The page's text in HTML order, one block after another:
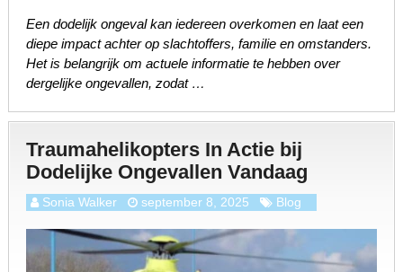
Een dodelijk ongeval kan iedereen overkomen en laat een
diepe impact achter op slachtoffers, familie en omstanders.
Het is belangrijk om actuele informatie te hebben over
dergelijke ongevallen, zodat …
Traumahelikopters In Actie bij
Dodelijke Ongevallen Vandaag
Sonia Walker september 8, 2025 Blog